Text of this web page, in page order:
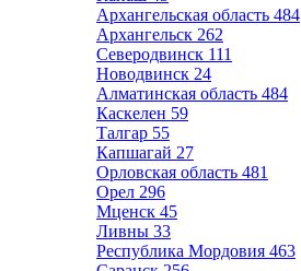
Архангельская область 484
Архангельск 262
Северодвинск 111
Новодвинск 24
Алматинская область 484
Каскелен 59
Талгар 55
Капшагай 27
Орловская область 481
Орел 296
Мценск 45
Ливны 33
Республика Мордовия 463